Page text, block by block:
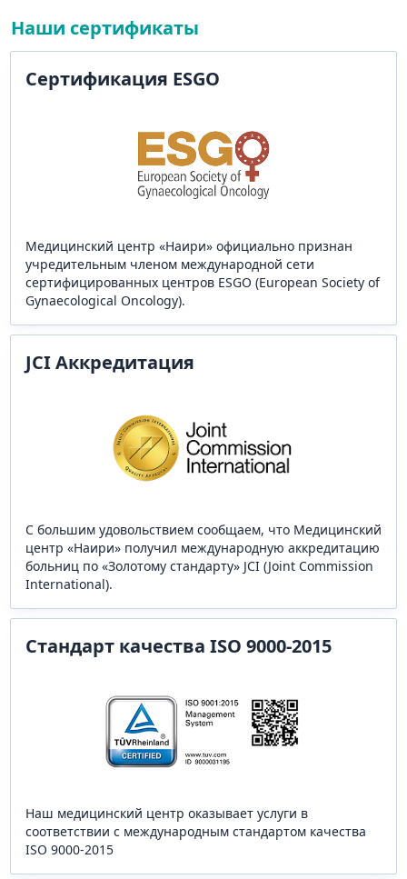
Наши сертификаты
Сертификация ESGO
Медицинский центр «Наири» официально признан
учредительным членом международной сети
сертифицированных центров ESGO (European Society of
Gynaecological Oncology).
JCI Аккредитация
С большим удовольствием сообщаем, что Медицинский
центр «Наири» получил международную аккредитацию
больниц по «Золотому стандарту» JCI (Joint Commission
International).
Стандарт качества ISO 9000-2015
Наш медицинский центр оказывает услуги в
соответствии с международным стандартом качества
ISO 9000-2015